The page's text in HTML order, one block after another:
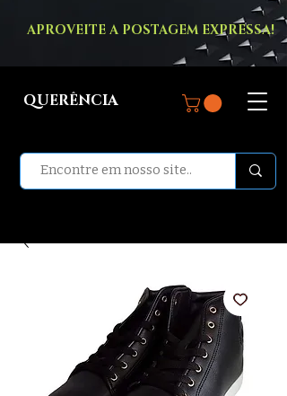
APROVEITE A POSTAGEM EXPRESSA!
QUERÊNCIA